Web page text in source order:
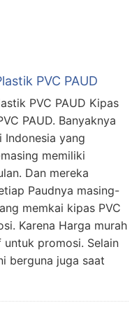
PVC PAUD
PVC PAUD Kipas
PAUD. Banyaknya
Indonesia yang
memiliki
Dan mereka
Paudnya masing-
memkai kipas PVC
Karena Harga murah
promosi. Selain
berguna juga saat